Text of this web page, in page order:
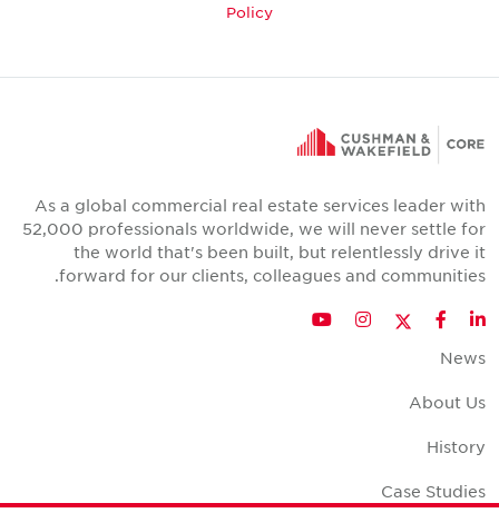
Policy
As a global commercial real estate services leader with
52,000 professionals worldwide, we will never settle for
the world that's been built, but relentlessly drive it
forward for our clients, colleagues and communities.
LinkedIn
Facebook
Twitter
Instagram
YouTube
News
About Us
History
Case Studies